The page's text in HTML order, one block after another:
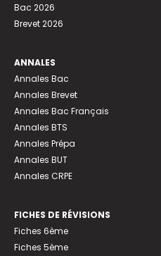
Bac 2026
Brevet 2026
ANNALES
Annales Bac
Annales Brevet
Annales Bac Français
Annales BTS
Annales Prépa
Annales BUT
Annales CRPE
FICHES DE RÉVISIONS
Fiches 6ème
Fiches 5ème